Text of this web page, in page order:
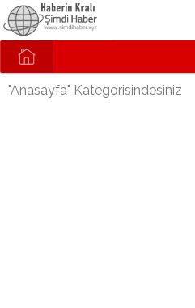
"Anasayfa" Kategorisindesiniz